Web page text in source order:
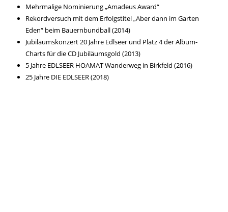
Mehrmalige Nominierung „Amadeus Award“
Rekordversuch mit dem Erfolgstitel „Aber dann im Garten
Eden“ beim Bauernbundball (2014)
Jubiläumskonzert 20 Jahre Edlseer und Platz 4 der Album-
Charts für die CD Jubiläumsgold (2013)
5 Jahre EDLSEER HOAMAT Wanderweg in Birkfeld (2016)
25 Jahre DIE EDLSEER (2018)